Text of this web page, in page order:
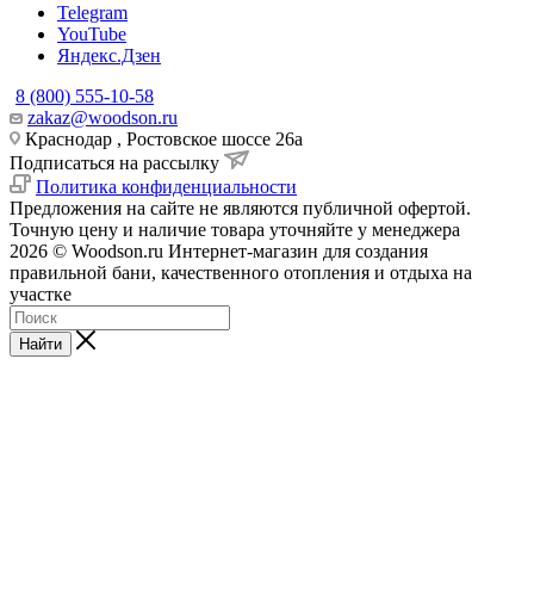
Telegram
YouTube
Яндекс.Дзен
8 (800) 555-10-58
zakaz@woodson.ru
Краснодар , Ростовское шоссе 26а
Подписаться на рассылку
Политика конфиденциальности
Предложения на сайте не являются публичной офертой.
Точную цену и наличие товара уточняйте у менеджера
2026 © Woodson.ru Интернет-магазин для создания
правильной бани, качественного отопления и отдыха на
участке
Найти